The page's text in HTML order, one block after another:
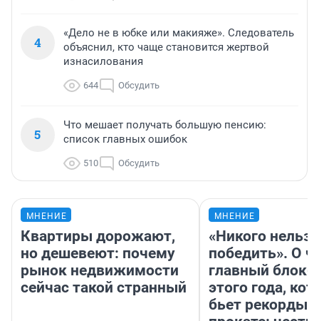
4
«Дело не в юбке или макияже». Следователь
объяснил, кто чаще становится жертвой
изнасилования
644 Обсудить
5
Что мешает получать большую пенсию:
список главных ошибок
510 Обсудить
МНЕНИЕ
Квартиры дорожают,
но дешевеют: почему
рынок недвижимости
сейчас такой странный
МНЕНИЕ
«Никого нельзя
победить». О
главный
этого года,
бьет рекорды в